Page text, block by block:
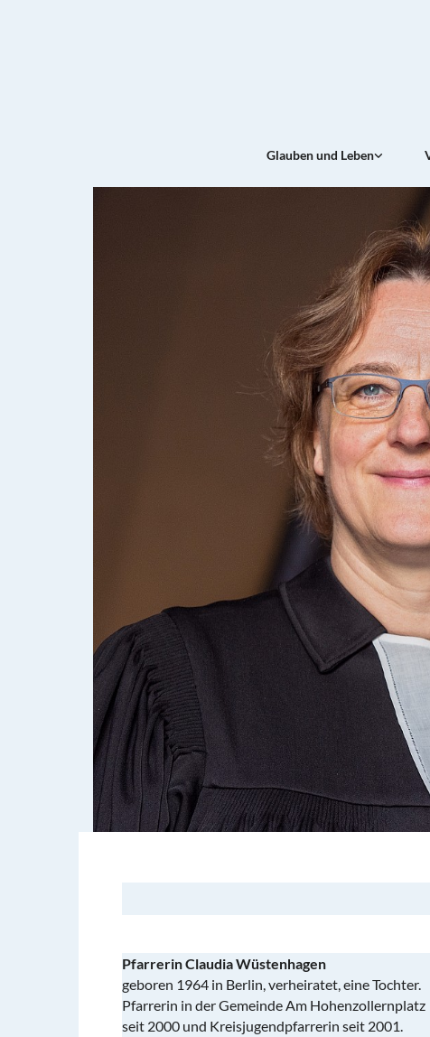
Glauben und Leben
Pfarrerin Claudia Wüstenhagen
geboren 1964 in Berlin, verheiratet, eine Tochter.
Pfarrerin in der Gemeinde Am Hohenzollernplatz
seit 2000 und Kreisjugendpfarrerin seit 2001.